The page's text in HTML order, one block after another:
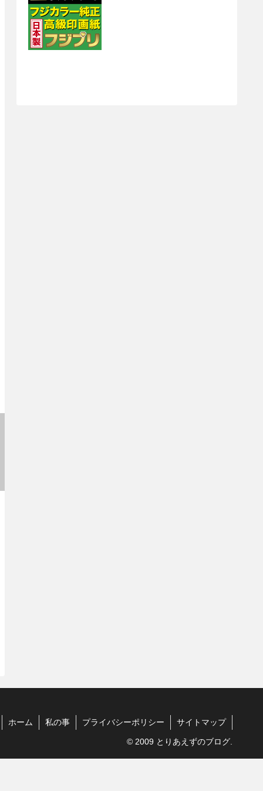
ホーム 私の事 プライバシーポリシー サイトマップ
© 2009 とりあえずのブログ.